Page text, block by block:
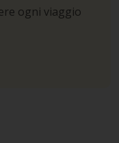
immaginando la
ogni viaggio